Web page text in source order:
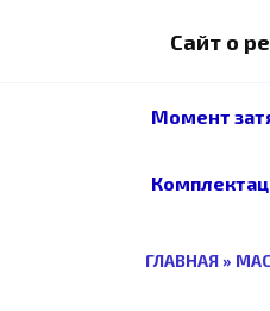
Сайт о
Момент
ГЛАВНАЯ »